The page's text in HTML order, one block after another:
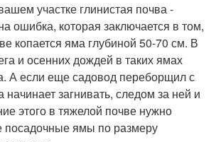
участке глинистая почва -
ошибка, которая заключается в том,
копается яма глубиной 50-70 см. В
и осенних дождей в таких ямах
А если еще садовод переборщил с
начинает загнивать, следом за ней и
этого в тяжелой почве нужно
посадочные ямы по размеру